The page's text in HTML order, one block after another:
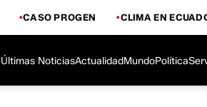
CASO PROGEN CLIMA EN
Últimas NoticiasActualidadMundoPolítica